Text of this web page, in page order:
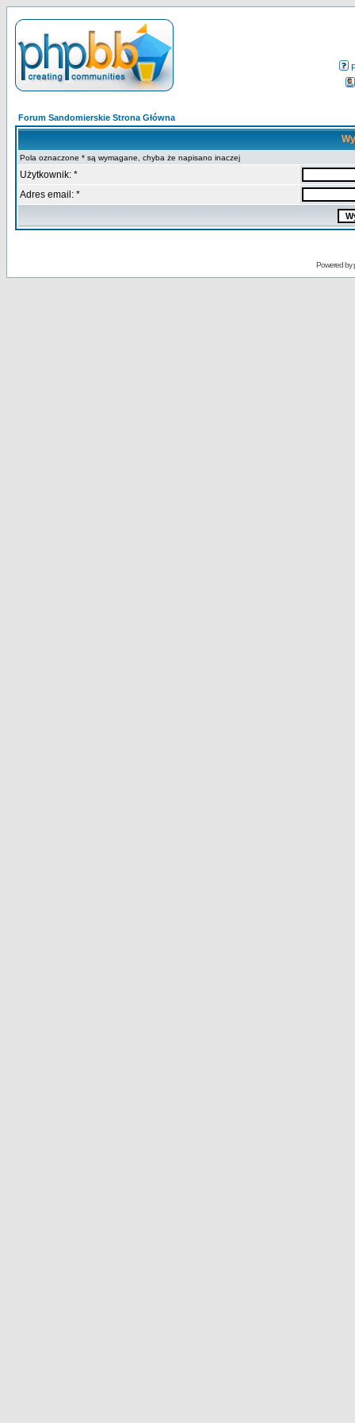
Forum Sandomierskie Strona Główna
Pola oznaczone * są wymagane, chyba że napisano inaczej
Użytkownik: *
Adres email: *
Powered by